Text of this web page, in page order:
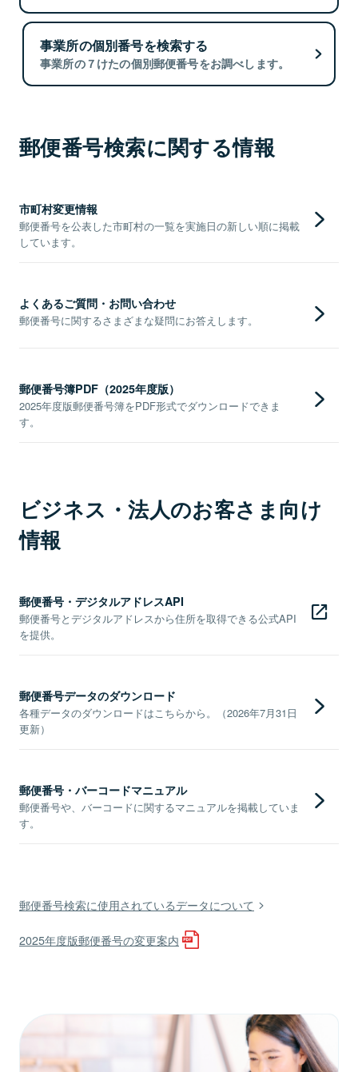
事業所の個別番号を検索する
事業所の７けたの個別郵便番号をお調べします。
郵便番号検索に関する情報
市町村変更情報
郵便番号を公表した市町村の一覧を実施日の新しい順に掲載
しています。
よくあるご質問・お問い合わせ
郵便番号に関するさまざまな疑問にお答えします。
郵便番号簿PDF（2025年度版）
2025年度版郵便番号簿をPDF形式でダウンロードできま
す。
ビジネス・法人のお客さま向け
情報
郵便番号・デジタルアドレスAPI
郵便番号とデジタルアドレスから住所を取得できる公式API
を提供。
郵便番号データのダウンロード
各種データのダウンロードはこちらから。（2026年7月31日
更新）
郵便番号・バーコードマニュアル
郵便番号や、バーコードに関するマニュアルを掲載していま
す。
郵便番号検索に使用されているデータについて
2025年度版郵便番号の変更案内